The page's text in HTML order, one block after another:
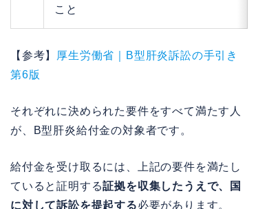
こと
【参考】
厚生労働省｜B型肝炎訴訟の手引き
第6版
それぞれに決められた要件をすべて満たす人
が、B型肝炎給付金の対象者です。
給付金を受け取るには、上記の要件を満たし
ていると証明する証拠を収集したうえで、国
に対して訴訟を提起する必要があります。